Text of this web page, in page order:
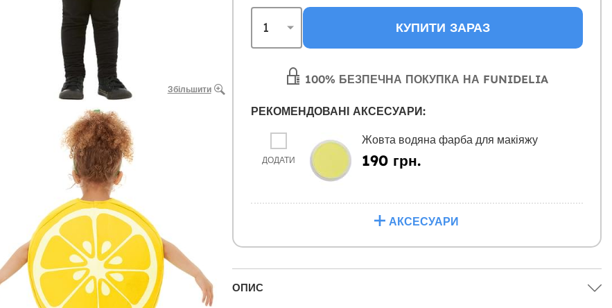
Збільшити
КУПИТИ ЗАРАЗ
100% БЕЗПЕЧНА ПОКУПКА НА FUNIDELIA
РЕКОМЕНДОВАНІ АКСЕСУАРИ:
ДОДАТИ
Жовта водяна фарба для макіяжу
190 грн.
АКСЕСУАРИ
ОПИС